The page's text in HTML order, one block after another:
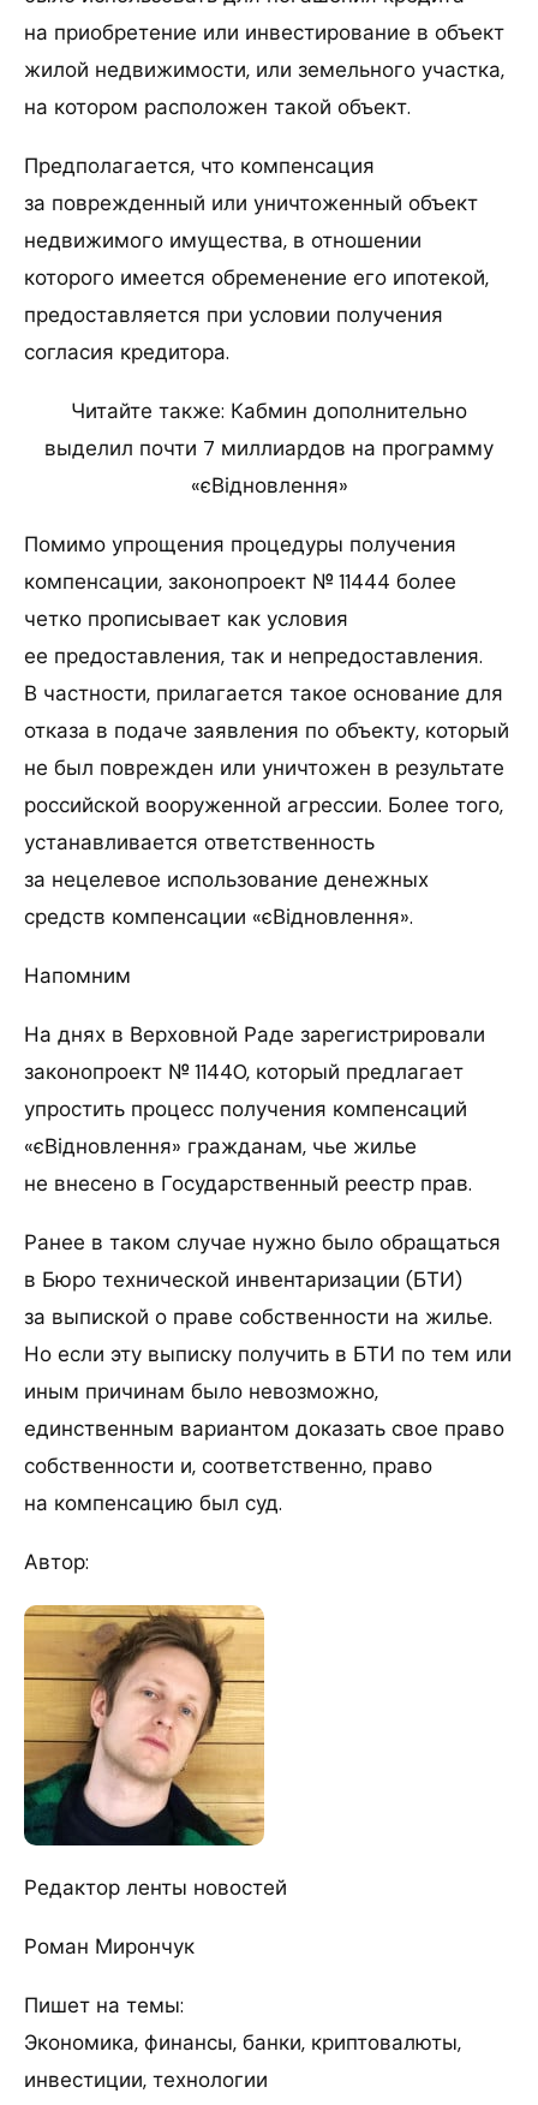
на приобретение или инвестирование в объект
жилой недвижимости, или земельного участка,
на котором расположен такой объект.
Предполагается, что компенсация
за поврежденный или уничтоженный объект
недвижимого имущества, в отношении
которого имеется обременение его ипотекой,
предоставляется при условии получения
согласия кредитора.
Читайте также: Кабмин дополнительно
выделил почти 7 миллиардов на программу
«єВідновлення»
Помимо упрощения процедуры получения
компенсации, законопроект № 11444 более
четко прописывает как условия
ее предоставления, так и непредоставления.
В частности, прилагается такое основание для
отказа в подаче заявления по объекту, который
не был поврежден или уничтожен в результате
российской вооруженной агрессии. Более того,
устанавливается ответственность
за нецелевое использование денежных
средств компенсации «єВідновлення».
Напомним
На днях в Верховной Раде зарегистрировали
законопроект № 11440, который предлагает
упростить процесс получения компенсаций
«єВідновлення» гражданам, чье жилье
не внесено в Государственный реестр прав.
Ранее в таком случае нужно было обращаться
в Бюро технической инвентаризации (БТИ)
за выпиской о праве собственности на жилье.
Но если эту выписку получить в БТИ по тем или
иным причинам было невозможно,
единственным вариантом доказать свое право
собственности и, соответственно, право
на компенсацию был суд.
Автор:
Редактор ленты новостей
Роман Мирончук
Пишет на темы:
Экономика, финансы, банки, криптовалюты,
инвестиции, технологии